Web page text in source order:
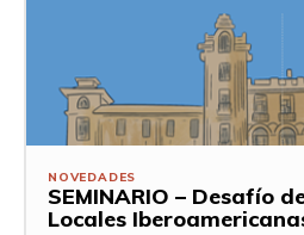
NOVEDADES
SEMINARIO – Desafío
Locales